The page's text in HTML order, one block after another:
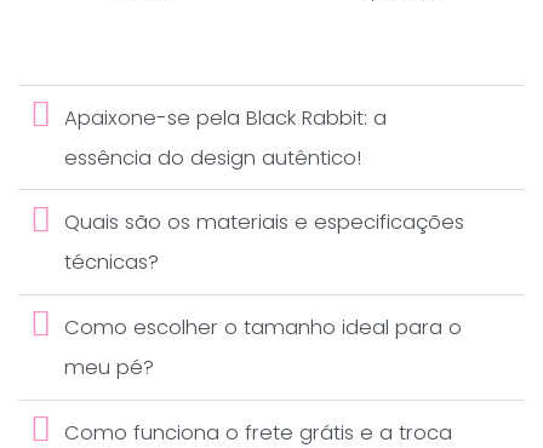
Apaixone-se pela Black Rabbit: a
essência do design autêntico!
Quais são os materiais e especificações
técnicas?
Como escolher o tamanho ideal para o
meu pé?
Como funciona o frete grátis e a troca